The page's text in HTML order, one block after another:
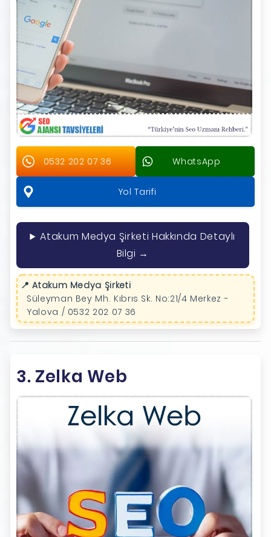
0532 202 07 36 WhatsApp
Yol Tarifi
Atakum Medya Şirketi Hakkında Detaylı
Bilgi →
📍 Atakum Medya Şirketi
Süleyman Bey Mh. Kıbrıs Sk. No:21/4 Merkez -
Yalova / 0532 202 07 36
3. Zelka Web